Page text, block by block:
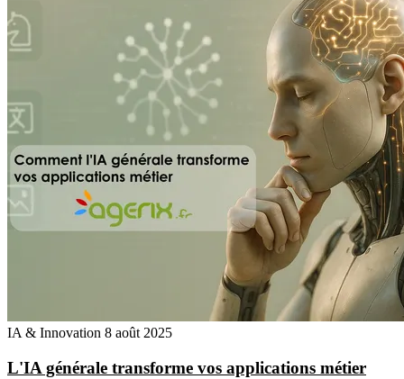
IA & Innovation 8 août 2025
L'IA générale transforme vos applications métier